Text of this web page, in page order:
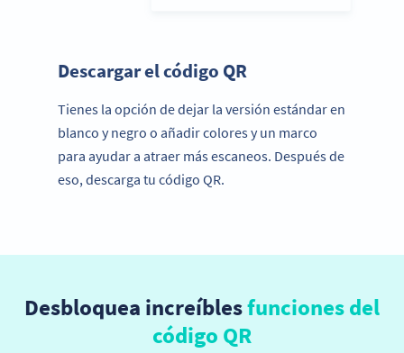
Paso 3:
Descargar el código QR
Tienes la opción de dejar la versión estándar en
blanco y negro o añadir colores y un marco
para ayudar a atraer más escaneos. Después de
eso, descarga tu código QR.
Desbloquea increíblesfunciones del
código QR